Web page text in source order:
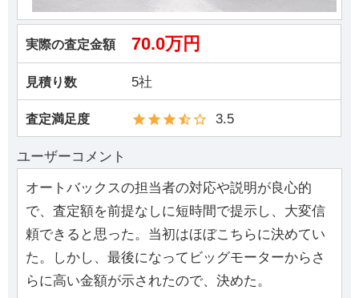
実際の査定金額 70.0万円
見積り数 5社
査定満足度 3.5
ユーザーコメント
オートバックスの担当者の対応や説明が良心的
で、査定額を前提なしに短時間で提示し、大変信
頼できると思った。当初はほぼこちらに決めてい
た。しかし、最後になってビッグモーターからさ
らに高い金額が示されたので、決めた。